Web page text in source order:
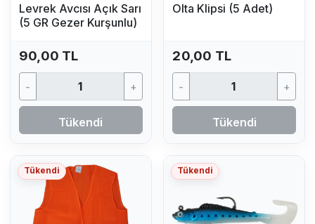
Levrek Avcısı Açık Sarı
(5 GR Gezer Kurşunlu)
90,00 TL
- +
Tükendi
Olta Klipsi (5 Adet)
20,00 TL
- +
Tükendi
Tükendi Tükendi